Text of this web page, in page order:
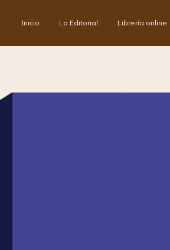
Inicio La Editorial Librería online